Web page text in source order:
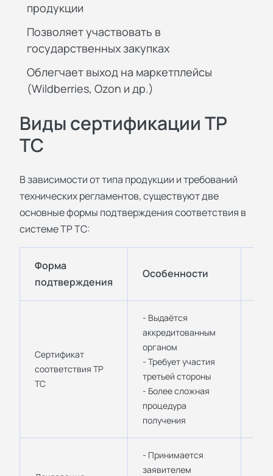
продукции
Позволяет участвовать в
государственных закупках
Облегчает выход на маркетплейсы
(Wildberries, Ozon и др.)
Виды сертификации ТР
ТС
В зависимости от типа продукции и требований
технических регламентов, существуют две
основные формы подтверждения соответствия в
системе ТР ТС:
Форма
подтверждения
Особенности
Сертификат
соответствия ТР
ТС
- Выдаётся
аккредитованным
органом
- Требует участия
третьей стороны
- Более сложная
процедура
получения
- Принимается
заявителем